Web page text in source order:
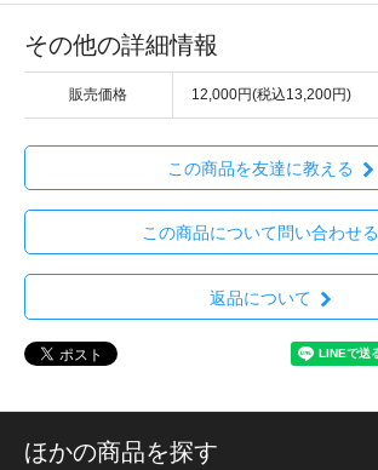
その他の詳細情報
販売価格 12,000円(税込13,200円)
この商品を友達に教える
この商品について問い合わせる
返品について
ほかの商品を探す